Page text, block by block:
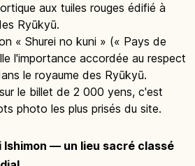
aux tuiles rouges édifié à
Ryūkyū.
« Shurei no kuni » (« Pays de
l'importance accordée au respect
le royaume des Ryūkyū.
le billet de 2 000 yens, c'est
photo les plus prisés du site.
Ishimon — un lieu sacré classé